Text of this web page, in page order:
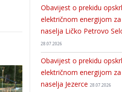
Obavijest o prekidu
električnom energijom
naselja Ličko Petrovo
28.07.2026
Obavijest o prekidu
električnom energijom
naselja Jezerce 28.07.2026